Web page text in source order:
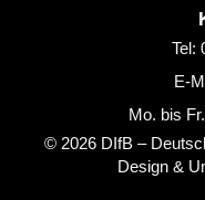
Tel:
E-
Mo. bis
© 2026 DIfB –
Design &